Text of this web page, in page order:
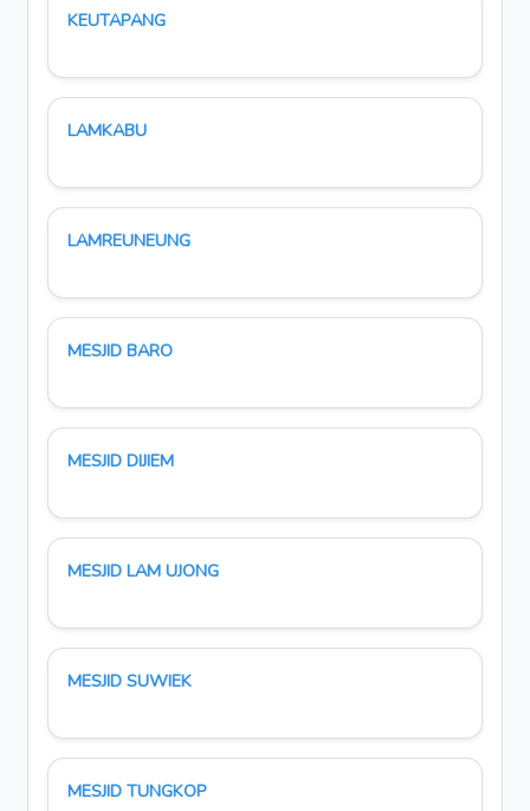
KEUTAPANG
LAMKABU
LAMREUNEUNG
MESJID BARO
MESJID DIJIEM
MESJID LAM UJONG
MESJID SUWIEK
MESJID TUNGKOP